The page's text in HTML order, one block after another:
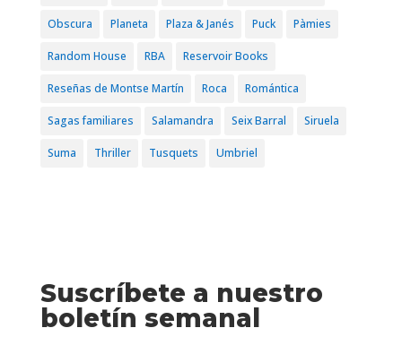
Obscura Planeta Plaza & Janés Puck Pàmies
Random House RBA Reservoir Books
Reseñas de Montse Martín Roca Romántica
Sagas familiares Salamandra Seix Barral Siruela
Suma Thriller Tusquets Umbriel
Suscríbete a nuestro
boletín semanal